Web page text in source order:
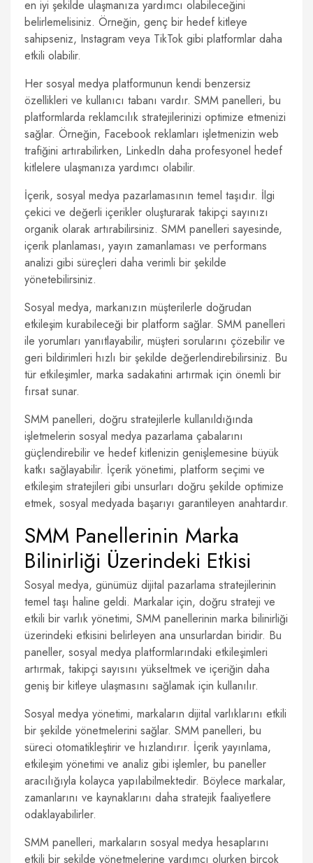
en iyi şekilde ulaşmanıza yardımcı olabileceğini
belirlemelisiniz. Örneğin, genç bir hedef kitleye
sahipseniz, Instagram veya TikTok gibi platformlar daha
etkili olabilir.
Her sosyal medya platformunun kendi benzersiz
özellikleri ve kullanıcı tabanı vardır. SMM panelleri, bu
platformlarda reklamcılık stratejilerinizi optimize etmenizi
sağlar. Örneğin, Facebook reklamları işletmenizin web
trafiğini artırabilirken, LinkedIn daha profesyonel hedef
kitlelere ulaşmanıza yardımcı olabilir.
İçerik, sosyal medya pazarlamasının temel taşıdır. İlgi
çekici ve değerli içerikler oluşturarak takipçi sayınızı
organik olarak artırabilirsiniz. SMM panelleri sayesinde,
içerik planlaması, yayın zamanlaması ve performans
analizi gibi süreçleri daha verimli bir şekilde
yönetebilirsiniz.
Sosyal medya, markanızın müşterilerle doğrudan
etkileşim kurabileceği bir platform sağlar. SMM panelleri
ile yorumları yanıtlayabilir, müşteri sorularını çözebilir ve
geri bildirimleri hızlı bir şekilde değerlendirebilirsiniz. Bu
tür etkileşimler, marka sadakatini artırmak için önemli bir
fırsat sunar.
SMM panelleri, doğru stratejilerle kullanıldığında
işletmelerin sosyal medya pazarlama çabalarını
güçlendirebilir ve hedef kitlenizin genişlemesine büyük
katkı sağlayabilir. İçerik yönetimi, platform seçimi ve
etkileşim stratejileri gibi unsurları doğru şekilde optimize
etmek, sosyal medyada başarıyı garantileyen anahtardır.
SMM Panellerinin Marka
Bilinirliği Üzerindeki Etkisi
Sosyal medya, günümüz dijital pazarlama stratejilerinin
temel taşı haline geldi. Markalar için, doğru strateji ve
etkili bir varlık yönetimi, SMM panellerinin marka bilinirliği
üzerindeki etkisini belirleyen ana unsurlardan biridir. Bu
paneller, sosyal medya platformlarındaki etkileşimleri
artırmak, takipçi sayısını yükseltmek ve içeriğin daha
geniş bir kitleye ulaşmasını sağlamak için kullanılır.
Sosyal medya yönetimi, markaların dijital varlıklarını etkili
bir şekilde yönetmelerini sağlar. SMM panelleri, bu
süreci otomatikleştirir ve hızlandırır. İçerik yayınlama,
etkileşim yönetimi ve analiz gibi işlemler, bu paneller
aracılığıyla kolayca yapılabilmektedir. Böylece markalar,
zamanlarını ve kaynaklarını daha stratejik faaliyetlere
odaklayabilirler.
SMM panelleri, markaların sosyal medya hesaplarını
etkili bir şekilde yönetmelerine yardımcı olurken birçok